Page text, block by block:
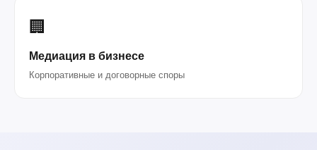
🏢
Медиация в бизнесе
Корпоративные и договорные споры